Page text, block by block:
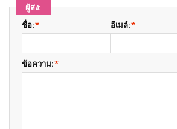
ผู้ส่ง:
*
ชื่อ: *
อีเมล์:
*
ข้อความ: